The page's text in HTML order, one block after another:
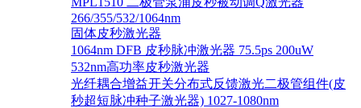
266/355/532/1064nm
固体皮秒激光器
1064nm DFB 皮秒脉冲激光器 75.5ps 200uW
532nm高功率皮秒激光器
光纤耦合增益开关分布式反馈激光二极管组件(皮
秒超短脉冲种子激光器) 1027-1080nm